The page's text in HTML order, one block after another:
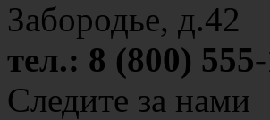
Забородье, д.42
тел.: 8 (800)
Следите за нами